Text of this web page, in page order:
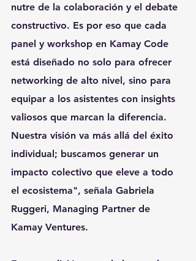
nutre de la colaboración y el debate
constructivo. Es por eso que cada
panel y workshop en Kamay Code
está diseñado no solo para ofrecer
networking de alto nivel, sino para
equipar a los asistentes con insights
valiosos que marcan la diferencia.
Nuestra visión va más allá del éxito
individual; buscamos generar un
impacto colectivo que eleve a todo
el ecosistema", señala Gabriela
Ruggeri, Managing Partner de
Kamay Ventures.